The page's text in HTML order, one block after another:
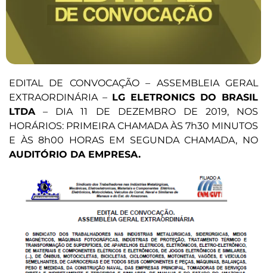
EDITAL DE CONVOCAÇÃO – ASSEMBLEIA GERAL
EXTRAORDINÁRIA – LG ELETRONICS DO BRASIL
LTDA– DIA 11 DE DEZEMBRO DE 2019, NOS
HORÁRIOS: PRIMEIRA CHAMADA ÀS 7h30 MINUTOS
E ÀS 8h00 HORAS EM SEGUNDA CHAMADA, NO
AUDITÓRIO DA EMPRESA.